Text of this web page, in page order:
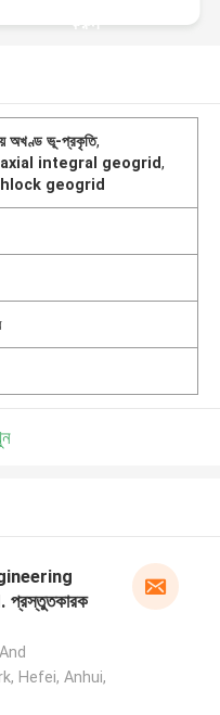
করুন
অখণ্ড ভূ-প্রকৃতি,
integral geogrid,
geogrid
Hefei, Anhui,